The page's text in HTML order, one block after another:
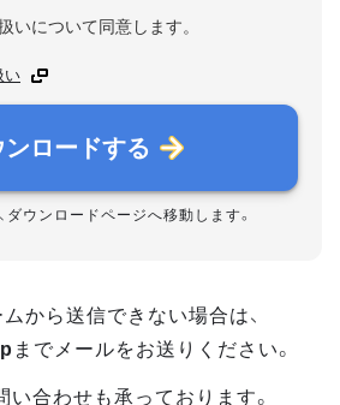
いについて同意します。
い
ンロードする
ダウンロードページへ移動します。
から送信できない場合は、
までメールをお送りください。
い合わせも承っております。